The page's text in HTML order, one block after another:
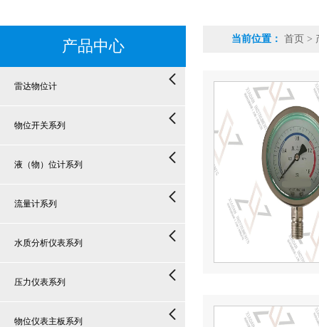
产品中心
雷达物位计
物位开关系列
液（物）位计系列
流量计系列
水质分析仪表系列
压力仪表系列
物位仪表主板系列
当前位置： 首页 >